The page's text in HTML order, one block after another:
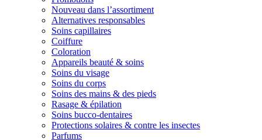
Nouveau dans l’assortiment
Alternatives responsables
Soins capillaires
Coiffure
Coloration
Appareils beauté & soins
Soins du visage
Soins du corps
Soins des mains & des pieds
Rasage & épilation
Soins bucco-dentaires
Protections solaires & contre les insectes
Parfums